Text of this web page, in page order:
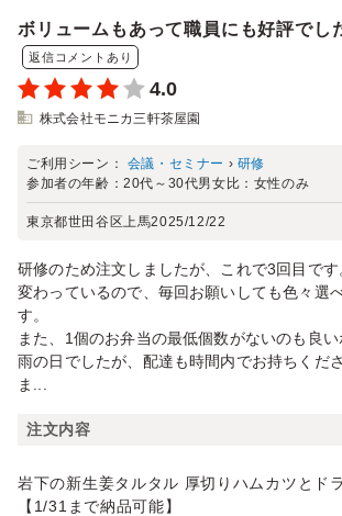
ボリュームもあって職員にも好評でし
返信コメントあり
4.0
株式会社モニカ三軒茶屋園
ご利用シーン： 会議・セミナー › 研修
参加者の年齢：20代～30代男女比： 女性のみ
東京都世田谷区上馬2025/12/22
研修のため注文しましたが、これで3回目で
変わっているので、毎回お願いしても色々選
す。
また、1個のお弁当の最低個数がないのも良い
雨の日でしたが、配達も時間内でお持ちくだ
ま...
注文内容
岩下の新生姜タルタル 厚切りハムカツとド
【1/31まで納品可能】